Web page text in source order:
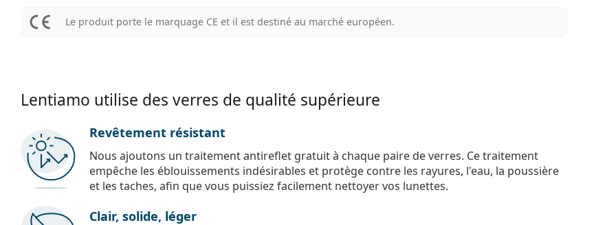
Le produit porte le marquage CE et il est destiné au marché européen.
Lentiamo utilise des verres de qualité supérieure
Revêtement résistant
Nous ajoutons un traitement antireflet gratuit à chaque paire de verres. Ce traitement
empêche les éblouissements indésirables et protège contre les rayures, l'eau, la poussière
et les taches, afin que vous puissiez facilement nettoyer vos lunettes.
Clair, solide, léger